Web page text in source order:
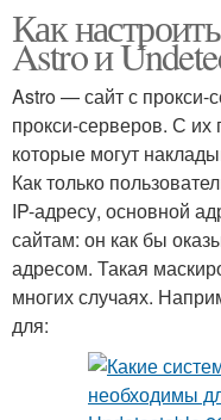
Как
Astro и
Astro — сайт с прокси-
прокси-серверов. С
которые могут
Как только
IP-адресу, основной
сайтам: он как бы
адресом. Такая
многих случаях.
для: